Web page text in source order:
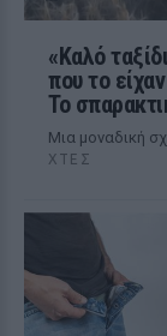
«Καλό
που το
Το
Μια μοναδική
ΧΤΕΣ